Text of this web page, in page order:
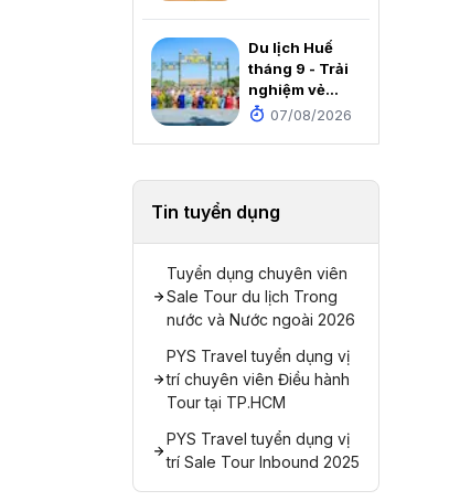
phí cực rẻ
Du lịch Huế
tháng 9 - Trải
nghiệm vẻ
đẹp thơ mộng
07/08/2026
Tin tuyển dụng
Tuyển dụng chuyên viên
Sale Tour du lịch Trong
nước và Nước ngoài 2026
PYS Travel tuyển dụng vị
trí chuyên viên Điều hành
Tour tại TP.HCM
PYS Travel tuyển dụng vị
trí Sale Tour Inbound 2025